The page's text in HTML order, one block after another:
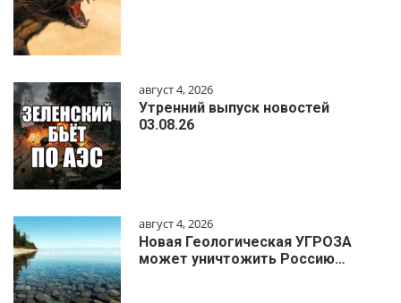
август 4, 2026
Утренний выпуск новостей
03.08.26
август 4, 2026
Новая Геологическая УГРОЗА
может уничтожить Россию…